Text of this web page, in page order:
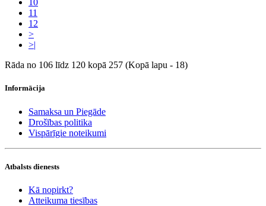
10
11
12
>
>|
Rāda no 106 līdz 120 kopā 257 (Kopā lapu - 18)
Informācija
Samaksa un Piegāde
Drošības politika
Vispārīgie noteikumi
Atbalsts dienests
Kā nopirkt?
Atteikuma tiesības